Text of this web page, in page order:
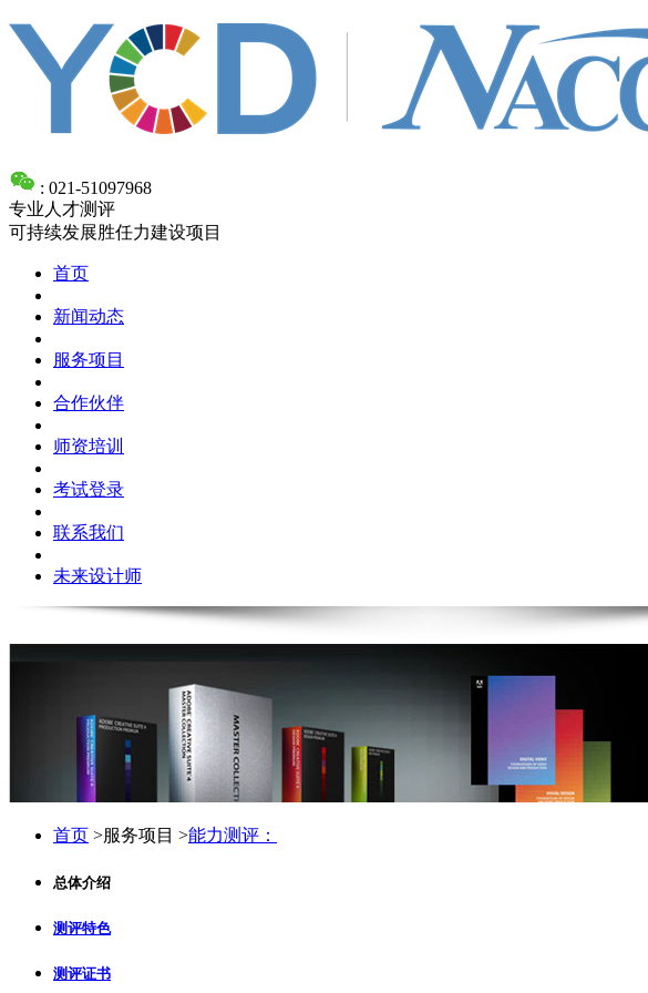
: 021-51097968
专业人才测评
可持续发展胜任力建设项目
首页
新闻动态
服务项目
合作伙伴
师资培训
考试登录
联系我们
未来设计师
首页 >服务项目 >能力测评：
总体介绍
测评特色
测评证书